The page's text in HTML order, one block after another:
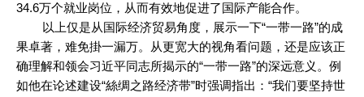
34.6万个就业岗位，从而有效地促进了国际产能合作。
以上仅是从国际经济贸易角度，展示一下“一带一路”的成
果卓著，难免掛一漏万。从更宽大的视角看问题，还是应该正
确理解和领会习近平同志所揭示的“一带一路”的深远意义。例
如他在论述建设“絲绸之路经济带”时强调指出：“我们要坚持世